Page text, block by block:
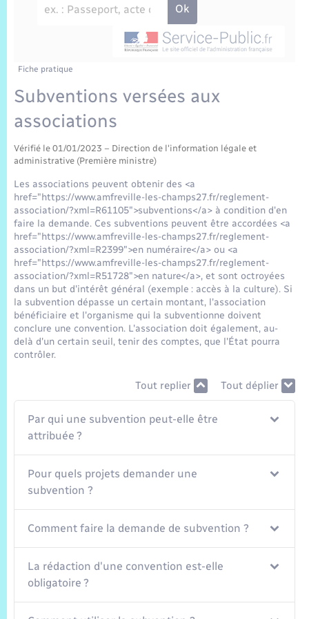
Risques naturels et technologiques
Permis détention de chien
Numéros utiles
Vidéoprotection
Infos communales
Journal municipal numérique
Comptes rendus de conseils
Les employés communaux
Délibérations
Arrêtés municipaux
Budget
La Communauté de Communes
Eure en Normandie
L’Eglise
Le Cimetière
Projets et Réalisations
Info Patrimoine communal
Elections et citoyenneté
Concessions funéraires
Véolia – Eau Assainissement
Enfants – Jeunes
Seniors
Numérique
Transports
Trafic routier
Météo
Tourisme
Hébergement de loisirs
Bilan des 2 mandats : 2014 et 2020
Fiche pratique
Subventions versées aux
associations
Vérifié le 01/01/2023 – Direction de l'information légale et
administrative (Première ministre)
Les associations peuvent obtenir des <a
href="https://www.amfreville-les-champs27.fr/reglement-
association/?xml=R61105">subventions</a> à condition d'en
faire la demande. Ces subventions peuvent être accordées <a
href="https://www.amfreville-les-champs27.fr/reglement-
association/?xml=R2399">en numéraire</a> ou <a
href="https://www.amfreville-les-champs27.fr/reglement-
association/?xml=R51728">en nature</a>, et sont octroyées
dans un but d'intérêt général (exemple : accès à la culture). Si
la subvention dépasse un certain montant, l'association
bénéficiaire et l'organisme qui la subventionne doivent
conclure une convention. L'association doit également, au-
delà d'un certain seuil, tenir des comptes, que l'État pourra
contrôler.
Tout replier Tout déplier
Par qui une subvention peut-elle être
attribuée ?
Pour quels projets demander une
subvention ?
Comment faire la demande de subvention ?
La rédaction d'une convention est-elle
obligatoire ?